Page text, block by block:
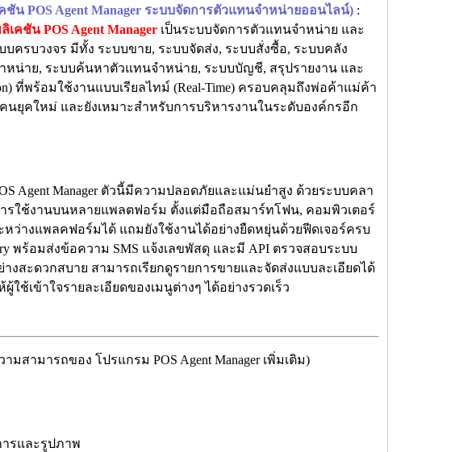
คชัน POS Agent Manager ระบบจัดการตัวแทนจำหน่ายออนไลน์) :
เคชัน POS Agent Manager เป็นระบบจัดการตัวแทนจำหน่าย และ
ครบวงจร มีทั้ง ระบบขาย, ระบบจัดส่ง, ระบบสั่งซื้อ, ระบบคลัง
หน่าย, ระบบค้นหาตัวแทนจำหน่าย, ระบบบัญชี, สรุปรายงาน และ
ที่พร้อมใช้งานแบบเรียลไทม์ (Real-Time) ครอบคลุมถึงพ่อค้าแม่ค้า
นยุคใหม่ และยังเหมาะสำหรับการบริหารงานในระดับองค์กรอีก
Agent Manager ตัวนี้มีความปลอดภัยและแม่นยำสูง ด้วยระบบคลา
ารใช้งานบนหลายแพลตฟอร์ม ตั้งแต่มือถือสมาร์ทโฟน, คอมพิวเตอร์
ว่างแพลคฟอร์มได้ แถมยังใช้งานได้อย่างยืดหยุ่นด้วยฟีดเจอร์ครบ
พร้อมส่งข้อความ SMS แจ้งเลขพัสดุ และมี API ตรวจสอบระบบ
งสะดวกสบาย สามารถเรียกดูรายการขายและจัดส่งแบบละเอียดได้
ช้เข้าใจรายละเอียดของเมนูต่างๆ ได้อย่างรวดเร็ว
มสามารถของ โปรแกรม POS Agent Manager เพิ่มเติม)
รและรูปภาพ